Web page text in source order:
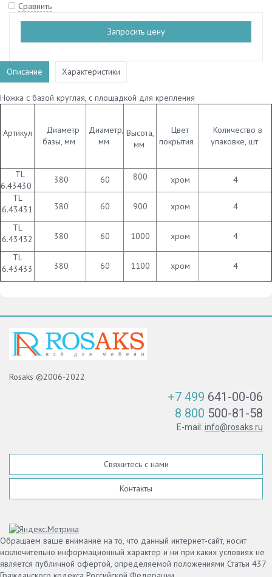
Сравнить
Запросить цену
Описание Характеристики
Ножка с базой круглая, с площадкой для крепления
Артикул
Диаметр
базы, мм
Диаметр,
мм
Высота,
мм
Цвет
покрытия
Количество в
упаковке, шт
TL
6.43430
380 60 800 хром
4
TL
6.43431
380 60 900 хром
4
TL
6.43432
380 60 1000 хром
4
TL
6.43433
380 60 1100 хром 4
Rosaks ©2006-2022
+7 499 641-00-06
8 800 500-81-58
E-mail: info@rosaks.ru
Свяжитесь с нами
Контакты
Обращаем ваше внимание на то, что данный интернет-сайт, носит
исключительно информационный характер и ни при каких условиях не
является публичной офертой, определяемой положениями Статьи 437